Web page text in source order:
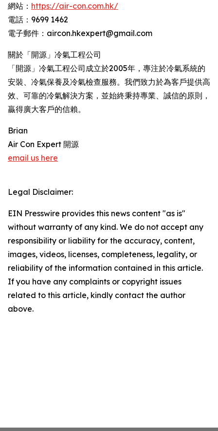
網站： https://air-con.com.hk/
電話：9699 1462
電子郵件：aircon.hkexpert@gmail.com
關於「開源」冷氣工程公司
「開源」冷氣工程公司成立於2005年，專注於冷氣系統的
安裝、冷氣保養及冷氣檢查服務。我們致力於為客戶提供高
效、可靠的冷氣解決方案，並始終秉持專業、誠信的原則，
贏得廣大客戶的信賴。
Brian
Air Con Expert 開源
email us here
Legal Disclaimer:
EIN Presswire provides this news content "as is"
without warranty of any kind. We do not accept any
responsibility or liability for the accuracy, content,
images, videos, licenses, completeness, legality, or
reliability of the information contained in this article.
If you have any complaints or copyright issues
related to this article, kindly contact the author
above.